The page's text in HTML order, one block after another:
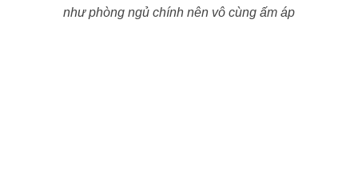
như phòng ngủ chính nên vô cùng ấm áp